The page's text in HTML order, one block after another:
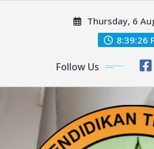
Thursday, 6
8:39:26
Follow Us